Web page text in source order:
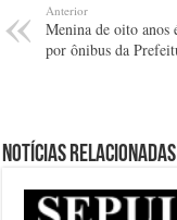
Anterior
Menina de oito anos
por ônibus da
Notícias relacionadas